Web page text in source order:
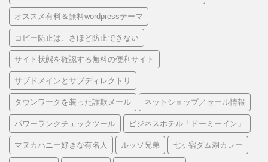
オススメ有料＆無料wordpressテーマ
コピー防止は、さほど防止できない
サイト状態を確認する無料の便利サイト
サブドメインとサブディレクトリ
タウンワークを装った詐欺メール ネットショップ／セール情報
パワーランクチェックツール ビジネスホテル「ドーミーイン」
マヌカハニー好きな有名人 ルッソ兄弟 七ヶ宿ダム湖カレー